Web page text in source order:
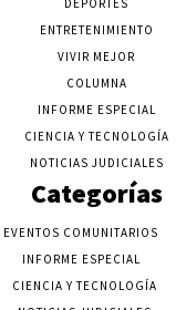
ENTRETENIMIENTO
VIVIR MEJOR
COLUMNA
INFORME ESPECIAL
CIENCIA Y TECNOLOGÍA
NOTICIAS JUDICIALES
Categorías
EVENTOS COMUNITARIOS
INFORME ESPECIAL
CIENCIA Y TECNOLOGÍA